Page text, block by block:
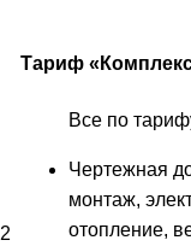
2
Тариф
Все по
Чертежная
монтаж,
отопление,